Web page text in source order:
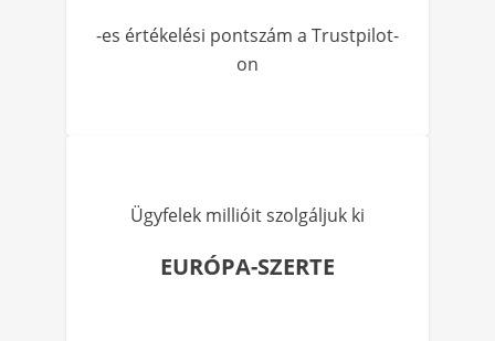
-es értékelési pontszám a Trustpilot-
on
Ügyfelek millióit szolgáljuk ki
EURÓPA-SZERTE